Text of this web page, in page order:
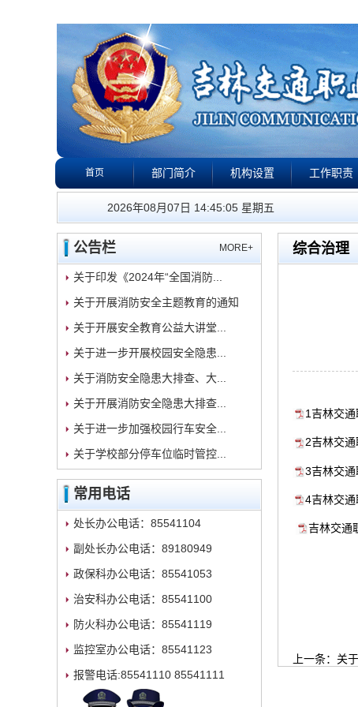
首页 部门简介 机构设置 工作职责
公告栏 政策法规 下载专区
2026年08月07日 14:45:06 星期五 我们的
公告栏 MORE+
关于印发《2024年“全国消防...
关于开展消防安全主题教育的通知
关于开展安全教育公益大讲堂...
关于进一步开展校园安全隐患...
关于消防安全隐患大排查、大...
关于开展消防安全隐患大排查...
关于进一步加强校园行车安全...
关于学校部分停车位临时管控...
常用电话
处长办公电话：85541104
副处长办公电话：89180949
政保科办公电话：85541053
治安科办公电话：85541100
防火科办公电话：85541119
监控室办公电话：85541123
报警电话:85541110 85541111
综合治理
1吉林交
2吉林交
3吉林交
4吉林交
吉林交通
上一条： 关